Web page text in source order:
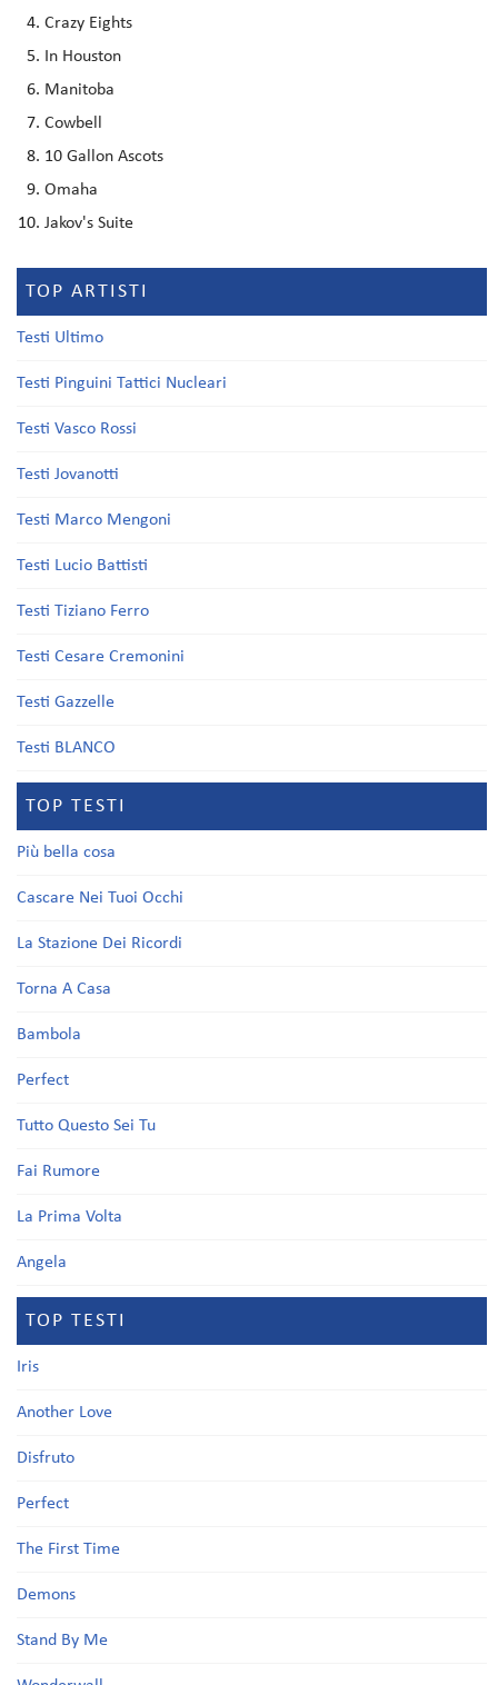
Crazy Eights
In Houston
Manitoba
Cowbell
10 Gallon Ascots
Omaha
Jakov's Suite
TOP ARTISTI
Testi Ultimo
Testi Pinguini Tattici Nucleari
Testi Vasco Rossi
Testi Jovanotti
Testi Marco Mengoni
Testi Lucio Battisti
Testi Tiziano Ferro
Testi Cesare Cremonini
Testi Gazzelle
Testi BLANCO
TOP TESTI
Più bella cosa
Cascare Nei Tuoi Occhi
La Stazione Dei Ricordi
Torna A Casa
Bambola
Perfect
Tutto Questo Sei Tu
Fai Rumore
La Prima Volta
Angela
TOP TESTI
Iris
Another Love
Disfruto
Perfect
The First Time
Demons
Stand By Me